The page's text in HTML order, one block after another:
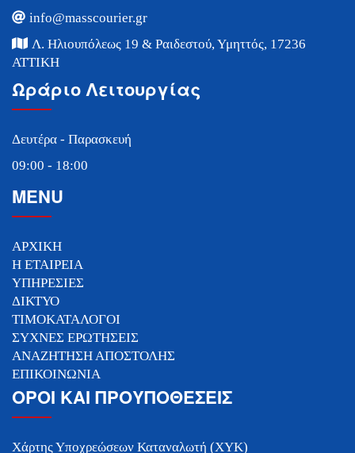
info@masscourier.gr
Λ. Ηλιουπόλεως 19 & Ραιδεστού, Υμηττός, 17236
ΑΤΤΙΚΗ
Ωράριο Λειτουργίας
Δευτέρα - Παρασκευή
09:00 - 18:00
MENU
ΑΡΧΙΚΗ
Η ΕΤΑΙΡΕΙΑ
ΥΠΗΡΕΣΙΕΣ
ΔΙΚΤΥΟ
ΤΙΜΟΚΑΤΑΛΟΓΟΙ
ΣΥΧΝΕΣ ΕΡΩΤΗΣΕΙΣ
ΑΝΑΖΗΤΗΣΗ ΑΠΟΣΤΟΛΗΣ
ΕΠΙΚΟΙΝΩΝΙΑ
ΟΡΟΙ ΚΑΙ ΠΡΟΥΠΟΘΕΣΕΙΣ
Χάρτης Υποχρεώσεων Καταναλωτή (ΧΥΚ)